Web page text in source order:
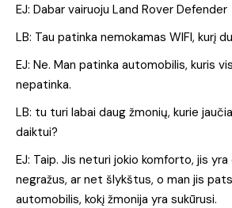
EJ: Dabar vairuoju Land Rover Defender
LB: Tau patinka nemokamas WIFI, kurį
EJ: Ne. Man patinka automobilis, kuris
nepatinka.
LB: tu turi labai daug žmonių, kurie
daiktui?
EJ: Taip. Jis neturi jokio komforto, jis
negražus, ar net šlykštus, o man jis
automobilis, kokį žmonija yra sukūrusi.